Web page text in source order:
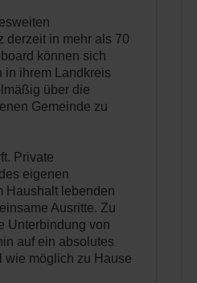
derzeit in mehr als 70
können sich
in ihrem Landkreis
über die
Gemeinde zu
Private
eigenen
Haushalt lebenden
Ausritte. Zu
Unterbindung von
auf ein absolutes
wie möglich zu Hause